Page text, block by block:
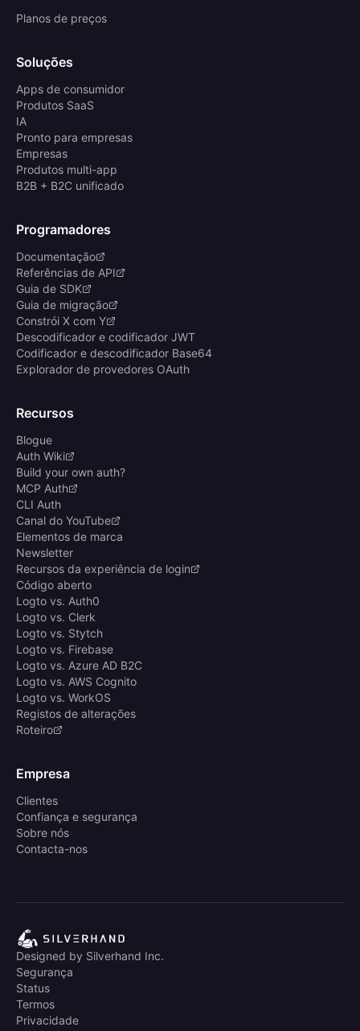
Planos de preços
Soluções
Apps de consumidor
Produtos SaaS
IA
Pronto para empresas
Empresas
Produtos multi-app
B2B + B2C unificado
Programadores
Documentação
Referências de API
Guia de SDK
Guia de migração
Constrói X com Y
Descodificador e codificador JWT
Codificador e descodificador Base64
Explorador de provedores OAuth
Recursos
Blogue
Auth Wiki
Build your own auth?
MCP Auth
CLI Auth
Canal do YouTube
Elementos de marca
Newsletter
Recursos da experiência de login
Código aberto
Logto vs. Auth0
Logto vs. Clerk
Logto vs. Stytch
Logto vs. Firebase
Logto vs. Azure AD B2C
Logto vs. AWS Cognito
Logto vs. WorkOS
Registos de alterações
Roteiro
Empresa
Clientes
Confiança e segurança
Sobre nós
Contacta-nos
Designed by Silverhand Inc.
Segurança
Status
Termos
Privacidade